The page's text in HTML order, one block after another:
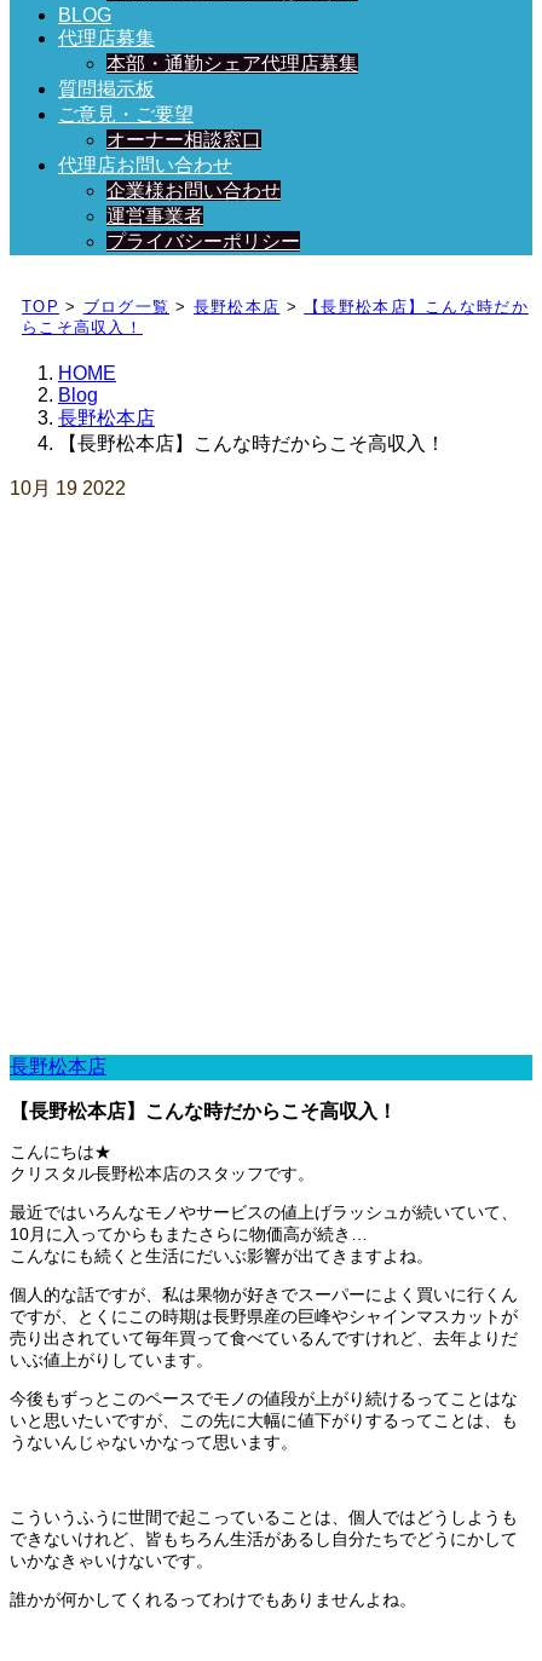
BLOG
代理店募集
本部・通勤シェア代理店募集
質問掲示板
ご意見・ご要望
オーナー相談窓口
代理店お問い合わせ
企業様お問い合わせ
運営事業者
プライバシーポリシー
日々、ブログを更新中！
TOP > ブログ一覧 > 長野松本店 >
【長野松本店】こんな時だか
らこそ高収入！
HOME
Blog
長野松本店
【長野松本店】こんな時だからこそ高収入！
10月 19 2022
長野松本店
【長野松本店】こんな時だからこそ高収入！
こんにちは★
クリスタル長野松本店のスタッフです。
最近ではいろんなモノやサービスの値上げラッシュが続いていて、
10月に入ってからもまたさらに物価高が続き…
こんなにも続くと生活にだいぶ影響が出てきますよね。
個人的な話ですが、私は果物が好きでスーパーによく買いに行くん
ですが、とくにこの時期は長野県産の巨峰やシャインマスカットが
売り出されていて毎年買って食べているんですけれど、去年よりだ
いぶ値上がりしています。
今後もずっとこのペースでモノの値段が上がり続けるってことはな
いと思いたいですが、この先に大幅に値下がりするってことは、も
うないんじゃないかなって思います。
こういうふうに世間で起こっていることは、個人ではどうしようも
できないけれど、皆もちろん生活があるし自分たちでどうにかして
いかなきゃいけないです。
誰かが何かしてくれるってわけでもありませんよね。